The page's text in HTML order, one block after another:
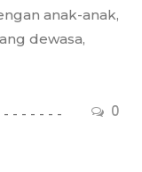
0
anak-anak,
dewasa,